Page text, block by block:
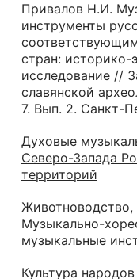
Привалов Н.И.
инструменты
стран: историко-
исследование //
славянской
7. Вып. 2. Санкт-
Духовые
Северо-Запада
территорий
Животноводство,
Музыкально-
музыкальные
Культура